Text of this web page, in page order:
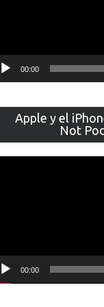
00:00
Apple y el
Not
00:00